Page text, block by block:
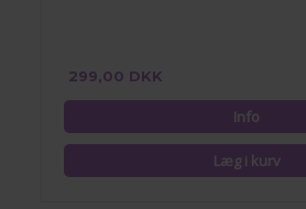
299,00 DKK